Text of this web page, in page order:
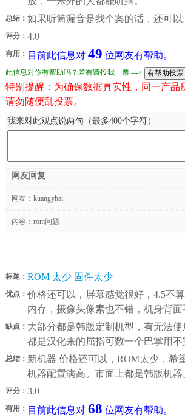
总结： 如果听筒漏音是我个案的话，还可以
评分： 4.0
有用： 目前此信息对 49 位网友有帮助。
此信息对你有帮助吗？若有请投我一票 --->
特别提醒：为确保数据真实性，同一产
请勿随便乱投票。
我来对此观点说两句（最多400个字符）
网友回复
网友： kuangyhai
内容：rom问题
标题： ROM 太少 固件太少
优点： 价格还可以，屏幕感觉很好，4.5不
内存，摄像头像素也不错，机身背
缺点： 大部分都是韩版定制机型，有无法
都是汉化来的屈指可数一个巴掌用
总结： 新机器 价格还可以，ROM太少，希
机器配置满高。市面上都是韩版机器
评分： 3.0
有用： 目前此信息对 68 位网友有帮助。